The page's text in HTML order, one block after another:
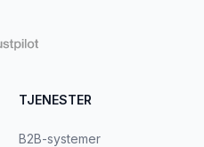
TJENESTER
B2B-systemer